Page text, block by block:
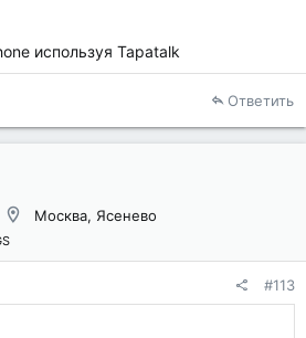
используя Tapatalk
Ответить
Москва, Ясенево
#113